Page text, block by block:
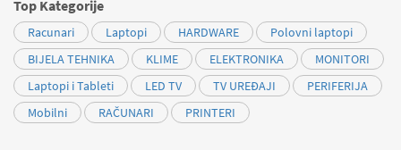
Top Kategorije
Racunari Laptopi HARDWARE
Polovni laptopi
BIJELA TEHNIKA
KLIME ELEKTRONIKA
MONITORI
Laptopi i Tableti
LED TV TV UREĐAJI
PERIFERIJA
Mobilni
RAČUNARI PRINTERI